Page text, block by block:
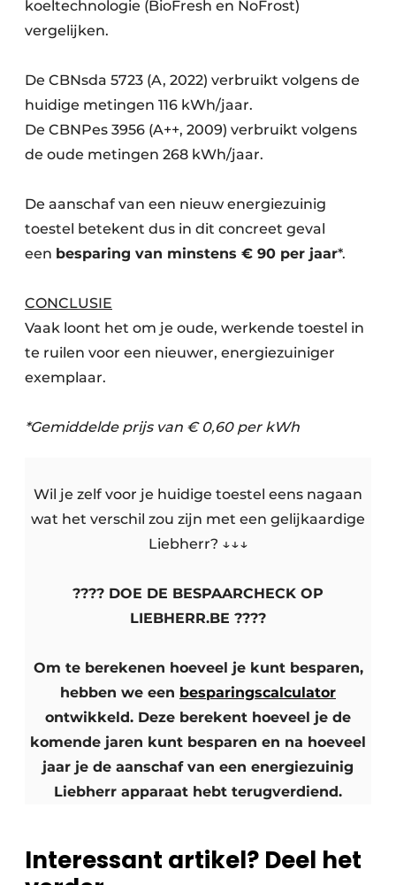
koeltechnologie (BioFresh en NoFrost)
vergelijken.
De CBNsda 5723 (A, 2022) verbruikt volgens de
huidige metingen 116 kWh/jaar.
De CBNPes 3956 (A++, 2009) verbruikt volgens
de oude metingen 268 kWh/jaar.
De aanschaf van een nieuw energiezuinig
toestel betekent dus in dit concreet geval
een besparing van minstens € 90 per jaar*.
CONCLUSIE
Vaak loont het om je oude, werkende toestel in
te ruilen voor een nieuwer, energiezuiniger
exemplaar.
*Gemiddelde prijs van € 0,60 per kWh
Wil je zelf voor je huidige toestel eens nagaan
wat het verschil zou zijn met een gelijkaardige
Liebherr? ↓↓↓
???? DOE DE BESPAARCHECK OP
LIEBHERR.BE ????
Om te berekenen hoeveel je kunt besparen,
hebben we een besparingscalculator
ontwikkeld. Deze berekent hoeveel je de
komende jaren kunt besparen en na hoeveel
jaar je de aanschaf van een energiezuinig
Liebherr apparaat hebt terugverdiend.
Interessant artikel? Deel het